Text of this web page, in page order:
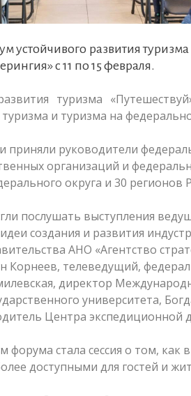
развития
с 11 по 15 февраля.
туризма
и туризма на
приняли руководители
организаций и
округа и 30 регионов
послушать выступления
создания и развития
АНО «Агентство
телеведущий,
директор
университета,
Центра экспедиционной
стала сессия о том, как
доступными для гостей и